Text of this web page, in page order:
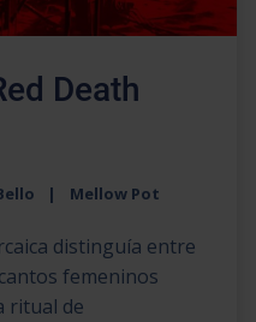
Death
Mellow Pot
distinguía entre
femeninos
ritual de